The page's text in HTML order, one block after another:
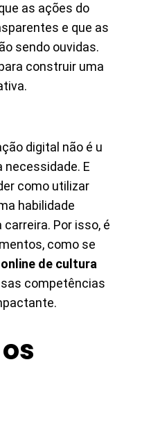
as ações do
e que as
sendo ouvidas.
construir uma
digital não é u
necessidade. E
como utilizar
habilidade
Por isso, é
como se
de cultura
competências